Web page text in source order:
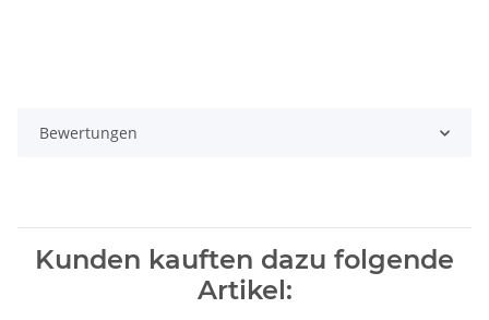
Bewertungen
Kunden kauften dazu folgende
Artikel: